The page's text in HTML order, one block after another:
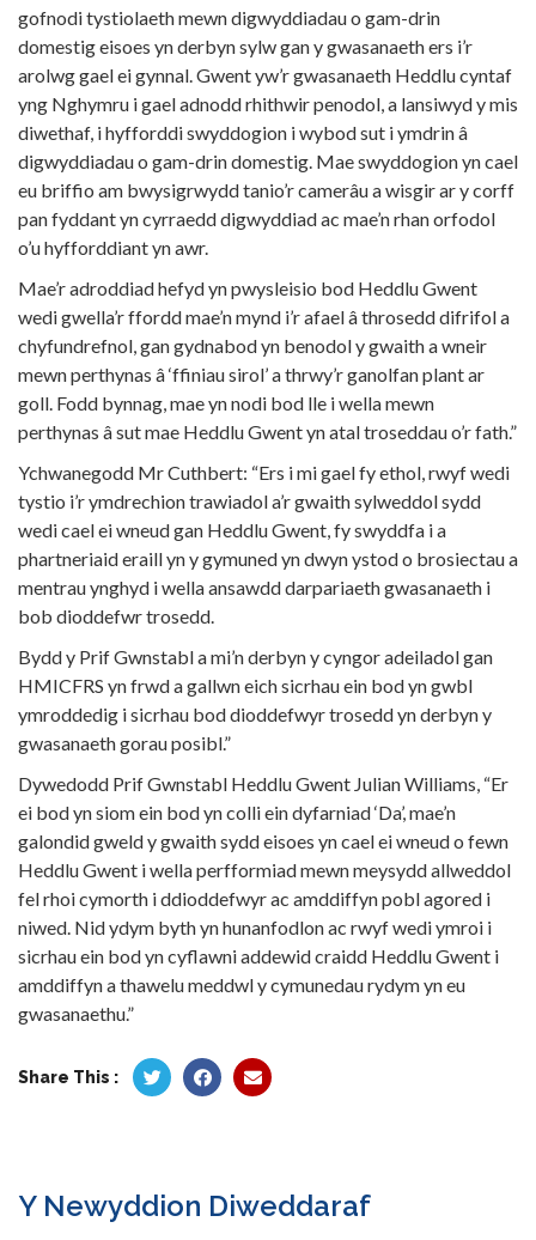
gofnodi tystiolaeth mewn digwyddiadau o gam-drin
domestig eisoes yn derbyn sylw gan y gwasanaeth ers i’r
arolwg gael ei gynnal. Gwent yw’r gwasanaeth Heddlu cyntaf
yng Nghymru i gael adnodd rhithwir penodol, a lansiwyd y mis
diwethaf, i hyfforddi swyddogion i wybod sut i ymdrin â
digwyddiadau o gam-drin domestig. Mae swyddogion yn cael
eu briffio am bwysigrwydd tanio’r camerâu a wisgir ar y corff
pan fyddant yn cyrraedd digwyddiad ac mae’n rhan orfodol
o’u hyfforddiant yn awr.
Mae’r adroddiad hefyd yn pwysleisio bod Heddlu Gwent
wedi gwella’r ffordd mae’n mynd i’r afael â throsedd difrifol a
chyfundrefnol, gan gydnabod yn benodol y gwaith a wneir
mewn perthynas â ‘ffiniau sirol’ a thrwy’r ganolfan plant ar
goll. Fodd bynnag, mae yn nodi bod lle i wella mewn
perthynas â sut mae Heddlu Gwent yn atal troseddau o’r fath.”
Ychwanegodd Mr Cuthbert: “Ers i mi gael fy ethol, rwyf wedi
tystio i’r ymdrechion trawiadol a’r gwaith sylweddol sydd
wedi cael ei wneud gan Heddlu Gwent, fy swyddfa i a
phartneriaid eraill yn y gymuned yn dwyn ystod o brosiectau a
mentrau ynghyd i wella ansawdd darpariaeth gwasanaeth i
bob dioddefwr trosedd.
Bydd y Prif Gwnstabl a mi’n derbyn y cyngor adeiladol gan
HMICFRS yn frwd a gallwn eich sicrhau ein bod yn gwbl
ymroddedig i sicrhau bod dioddefwyr trosedd yn derbyn y
gwasanaeth gorau posibl.”
Dywedodd Prif Gwnstabl Heddlu Gwent Julian Williams, “Er
ei bod yn siom ein bod yn colli ein dyfarniad ‘Da’, mae’n
galondid gweld y gwaith sydd eisoes yn cael ei wneud o fewn
Heddlu Gwent i wella perfformiad mewn meysydd allweddol
fel rhoi cymorth i ddioddefwyr ac amddiffyn pobl agored i
niwed. Nid ydym byth yn hunanfodlon ac rwyf wedi ymroi i
sicrhau ein bod yn cyflawni addewid craidd Heddlu Gwent i
amddiffyn a thawelu meddwl y cymunedau rydym yn eu
gwasanaethu.”
Share This :
Y Newyddion Diweddaraf